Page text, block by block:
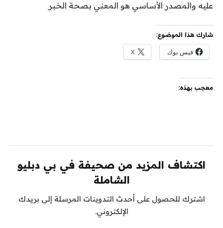
عليه والمصدر الأساسي هو المعني بصحة الخبر
شارك هذا الموضوع:
فيس بوك X
معجب بهذه:
اكتشاف المزيد من صحيفة في بي دبليو
الشاملة
اشترك للحصول على أحدث التدوينات المرسلة إلى بريدك
الإلكتروني.